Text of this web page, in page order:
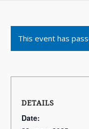
This event has
DETAILS
Date: